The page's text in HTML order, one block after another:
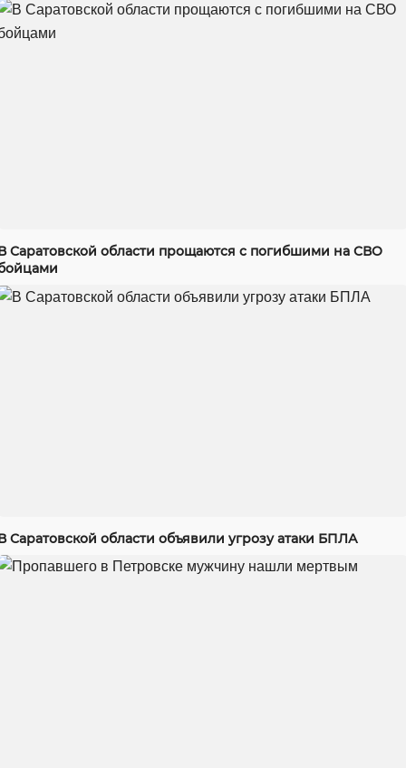
Саратовской области прощаются с погибшими на СВО
Саратовской области объявили угрозу атаки БПЛА